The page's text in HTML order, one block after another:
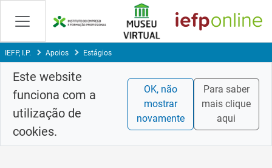
Saltar
para
conteúdo
principal
IEFP, I.P. Apoios Estágios
Este website
funciona com a
utilização de
cookies.
OK, não
mostrar
novamente
Para saber
mais clique
aqui